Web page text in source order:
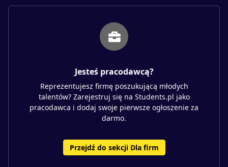
Jesteś pracodawcą?
Reprezentujesz firmę poszukującą młodych
talentów? Zarejestruj się na Students.pl jako
pracodawca i dodaj swoje pierwsze ogłoszenie za
darmo.
Przejdź do sekcji Dla firm